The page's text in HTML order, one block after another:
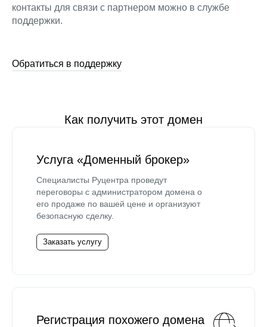
контакты для связи с партнером можно в службе
поддержки.
Обратиться в поддержку
Как получить этот домен
Услуга «Доменный брокер»
Специалисты Руцентра проведут
переговоры с администратором домена о
его продаже по вашей цене и организуют
безопасную сделку.
Заказать услугу
Регистрация похожего домена